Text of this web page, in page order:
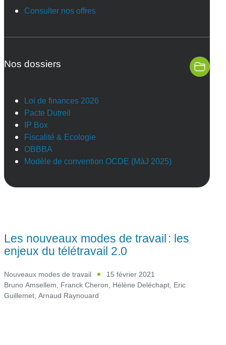
Consulter nos offres
Nos dossiers
Loi de finances 2026
Pacte Dutreil
IP Box
Fiscalité & Ecologie
OBBBA
Modèle de convention OCDE (MàJ 2025)
Les nouveaux modes de travail : les
enjeux du télétravail 2.0
Nouveaux modes de travail
15 février 2021
Bruno Amsellem, Franck Cheron, Hélène Deléchapt, Eric
Guillemet, Arnaud Raynouard